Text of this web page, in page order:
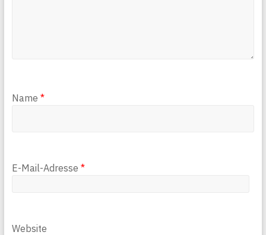
Name *
E-Mail-Adresse *
Website